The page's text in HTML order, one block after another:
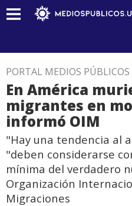
PORTAL MEDIOS PÚBLICOS
En América
migrantes en
informó OIM
"Hay una tendencia al
"deben considerarse
mínima del verdadero
Organización
Migraciones